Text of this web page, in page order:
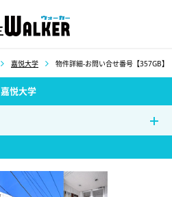
嘉悦大学 物件詳細-お問い合せ番号【357GB】
嘉悦大学